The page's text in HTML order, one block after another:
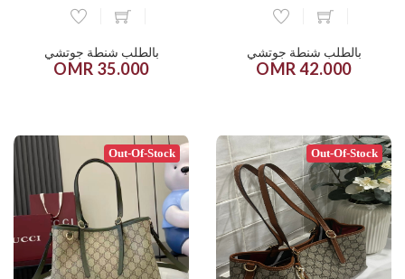
بالطلب شنطة جوتشي
42.000 OMR
بالطلب شنطة جوتشي
35.000 OMR
Out-Of-Stock
Out-Of-Stock